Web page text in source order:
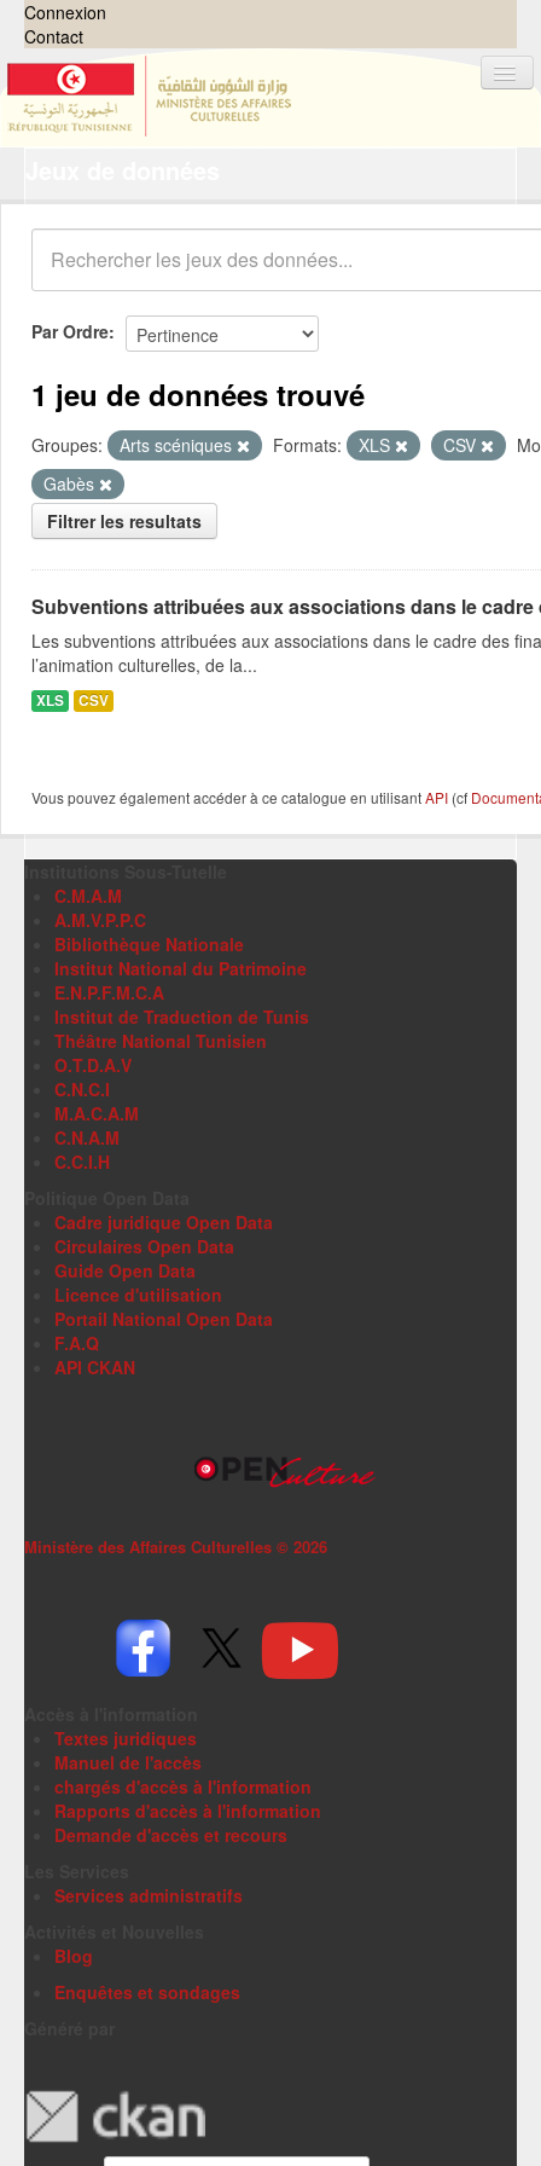
Connexion
Contact
Organisations
Groupes
Demandes 0
À propos
Par Ordre
1 jeu de données trouvé
Groupes: Arts scéniques Formats: XLS CSV
Gabès
Filtrer les resultats
Subventions attribuées aux associations dans le
Les subventions attribuées aux associations dans le cadre des
l’animation culturelles, de la...
XLS CSV
Vous pouvez également accéder à ce catalogue en utilisantAPI (cf
C.M.A.M
A.M.V.P.P.C
Bibliothèque Nationale
Institut National du Patrimoine
E.N.P.F.M.C.A
Institut de Traduction de Tunis
Théâtre National Tunisien
O.T.D.A.V
C.N.C.I
M.A.C.A.M
C.N.A.M
C.C.I.H
Cadre juridique Open Data
Circulaires Open Data
Guide Open Data
Licence d'utilisation
Portail National Open Data
F.A.Q
API CKAN
Ministère des Affaires Culturelles © 2026
Textes juridiques
Manuel de l'accès
chargés d'accès à l'information
Rapports d'accès à l'information
Demande d'accès et recours
Services administratifs
Blog
Enquêtes et sondages